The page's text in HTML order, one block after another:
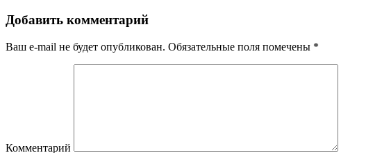
Добавить комментарий
Ваш e-mail не будет опубликован. Обязательные поля помечены *
Комментарий